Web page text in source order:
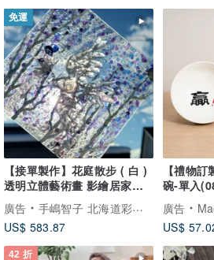
免運
【接單製作】花庭散步 ( 白 )
透明立體藝術畫 影繪居家裝
飾
廣告
手嶋智子 北海道彩虹畫家
US$ 583.87
【禮物
碗-單入
廣告
US$
42 折